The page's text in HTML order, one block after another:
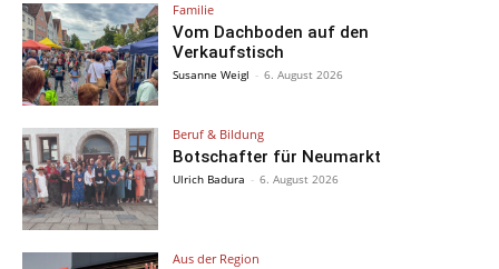
Familie
Vom Dachboden auf den
Verkaufstisch
Susanne Weigl - 6. August 2026
Beruf & Bildung
Botschafter für Neumarkt
Ulrich Badura - 6. August 2026
Aus der Region